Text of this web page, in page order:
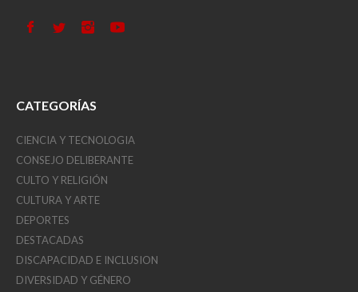
CATEGORÍAS
CIENCIA Y TECNOLOGIA
CONSEJO DELIBERANTE
CULTO Y RELIGIÓN
CULTURA Y ARTE
DEPORTES
DESTACADAS
DISCAPACIDAD E INCLUSION
DIVERSIDAD Y GÉNERO